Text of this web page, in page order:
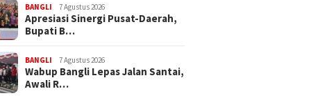
BANGLI 7 Agustus 2026
Apresiasi Sinergi Pusat-Daerah,
Bupati B…
BANGLI 7 Agustus 2026
Wabup Bangli Lepas Jalan Santai,
Awali R…